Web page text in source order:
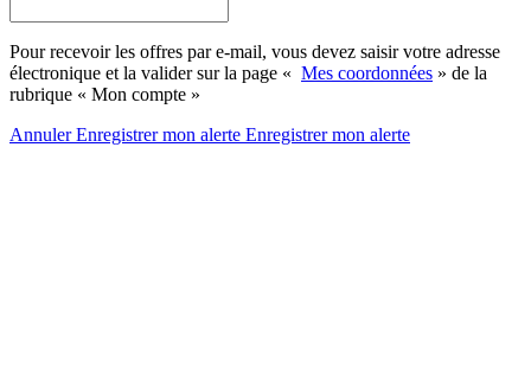
Pour recevoir les offres par e-mail, vous devez saisir votre adresse
électronique et la valider sur la page « Mes coordonnées » de la
rubrique « Mon compte »
AnnulerEnregistrer mon alerte Enregistrermon alerte